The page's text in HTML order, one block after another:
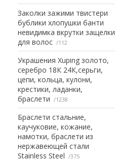
Заколки зажими твистери
бублики хлопушки банти
невидимка вкрутки защелки
для волос
112
Украшения Xuping золото,
серебро 18К 24К,серьги,
цепи, кольца, кулони,
крестики, ладанки,
браслети
1238
Браслети стальние,
каучуковие, кожание,
намотки, браслети из
нержавеющей стали
Stainless Steel
375